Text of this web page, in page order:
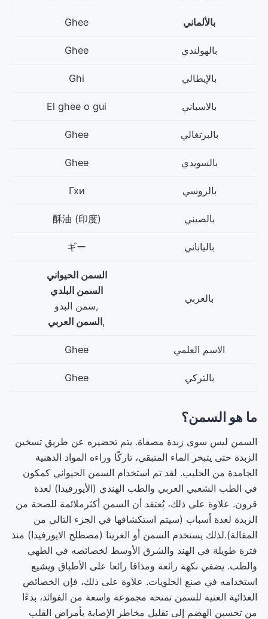
بالألماني Ghee
بالهولندي Ghee
بالإيطالي Ghi
بالاسباني El ghee o gui
بالبرتغالي Ghee
بالسويدي Ghee
بالروسي Гхи
بالصيني 酥油 (印度)
بالياباني ギー
بالعربي
السمن الحيواني
السمن البلدي
,سمن البدو
,السمن العربي
الاسم العلمي Ghee
بالتركي Ghee
ما هو السمن؟
السمن ليس سوى زبدة مصفاة. يتم تحضيره عن طريق تسخين
الزبدة حتى يتبخر الماء المتبقي، تاركًا وراءه المواد الدهنية
الجامدة من الحليب. لقد تم استخدام السمن الحيواني كمكون
في الطب الشعبي العربي والطب الهندي (الأيورفيدا) لعدة
قرون. علاوة على ذلك، يُعتقد أن السمن أكثرملائمة للصحة من
الزبدة لعدة أسباب (سيتم استكشافها في الجزء التالي من
المقالة).لذلك يستخدم السمن أو الغريتا (مصطلح الايورفيدا) منذ
فترة طويلة في الهند والشرق الأوسط لخصائصه في الطهي
والطب. يضفي نكهة رائعة ومذاقا رائعا على الأطباق ويشيع
استخدامه في صنع الحلويات. علاوة على ذلك، فإن الخصائص
الغذائية الغنية للسمن تمنحه مجموعة واسعة من الفوائد، بدءًا
من تحسين الهضم إلى تقليل مخاطر الإصابة بأمراض القلب